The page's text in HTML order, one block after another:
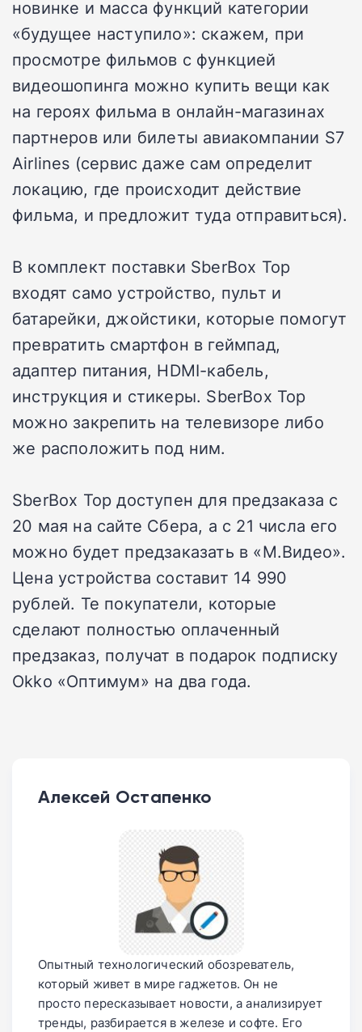
новинке и масса функций категории
«будущее наступило»: скажем, при
просмотре фильмов с функцией
видеошопинга можно купить вещи как
на героях фильма в онлайн-магазинах
партнеров или билеты авиакомпании S7
Airlines (сервис даже сам определит
локацию, где происходит действие
фильма, и предложит туда отправиться).
В комплект поставки SberBox Top
входят само устройство, пульт и
батарейки, джойстики, которые помогут
превратить смартфон в геймпад,
адаптер питания, HDMI-кабель,
инструкция и стикеры. SberBox Top
можно закрепить на телевизоре либо
же расположить под ним.
SberBox Top доступен для предзаказа с
20 мая на сайте Сбера, а с 21 числа его
можно будет предзаказать в «М.Видео».
Цена устройства составит 14 990
рублей. Те покупатели, которые
сделают полностью оплаченный
предзаказ, получат в подарок подписку
Okko «Оптимум» на два года.
Алексей Остапенко
Опытный технологический обозреватель,
который живет в мире гаджетов. Он не
просто пересказывает новости, а анализирует
тренды, разбирается в железе и софте. Его